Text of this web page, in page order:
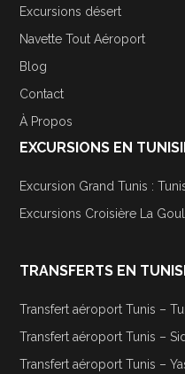
Excursions désert
Navette Tout Aéroport
Blog
Contact
À Propos
EXCURSIONS EN
Excursion Grand Tunis :
Excursions Croisière La
TRANSFERTS EN
Transfert aéroport Tunis –
Transfert aéroport Tunis –
Transfert aéroport Tunis –